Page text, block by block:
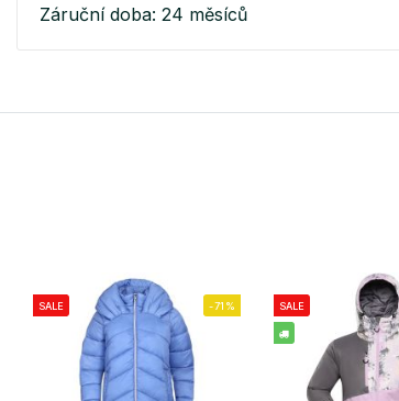
Záruční doba: 24 měsíců
SALE -71% SALE